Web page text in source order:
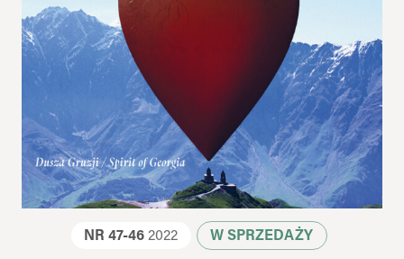
NR 47-46 2022 W SPRZEDAŻY